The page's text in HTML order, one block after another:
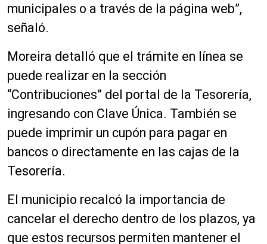
municipales o a través de la página web”,
señaló.
Moreira detalló que el trámite en línea se
puede realizar en la sección
“Contribuciones” del portal de la Tesorería,
ingresando con Clave Única. También se
puede imprimir un cupón para pagar en
bancos o directamente en las cajas de la
Tesorería.
El municipio recalcó la importancia de
cancelar el derecho dentro de los plazos, ya
que estos recursos permiten mantener el